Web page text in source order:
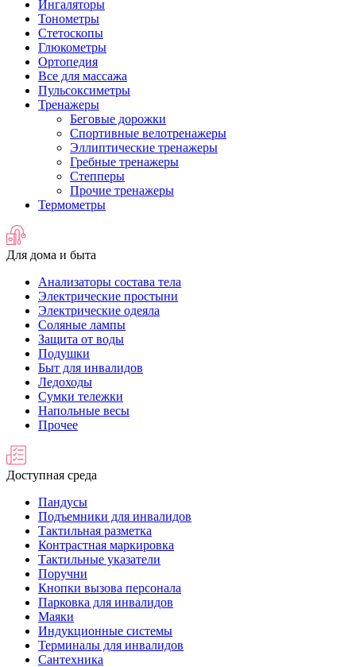
Ингаляторы
Тонометры
Стетоскопы
Глюкометры
Ортопедия
Все для массажа
Пульсоксиметры
Тренажеры
Беговые дорожки
Спортивные велотренажеры
Эллиптические тренажеры
Гребные тренажеры
Степперы
Прочие тренажеры
Термометры
Для дома и быта
Анализаторы состава тела
Электрические простыни
Электрические одеяла
Соляные лампы
Защита от воды
Подушки
Быт для инвалидов
Ледоходы
Сумки тележки
Напольные весы
Прочее
Доступная среда
Пандусы
Подъемники для инвалидов
Тактильная разметка
Контрастная маркировка
Тактильные указатели
Поручни
Кнопки вызова персонала
Парковка для инвалидов
Маяки
Индукционные системы
Терминалы для инвалидов
Сантехника